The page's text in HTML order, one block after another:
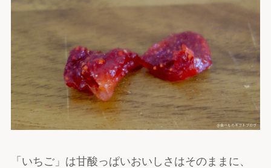
「いちご」は甘酸っぱいおいしさはそのままに、